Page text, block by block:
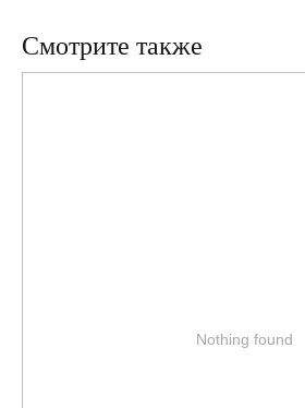
Смотрите также
Nothing found